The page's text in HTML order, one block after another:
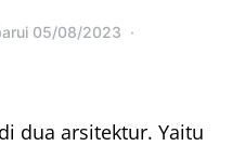
05/08/2023
dua arsitektur. Yaitu